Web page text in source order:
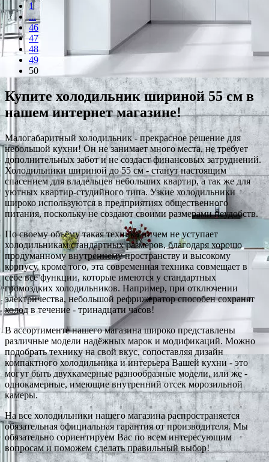
1
...
46
47
48
49
50
Купите холодильник шириной 55 см в
нашем интернет магазине!
Малогабаритный холодильник - прекрасное решение для
небольшой кухни! Он не занимает много места, не требует
дополнительных забот и не создаст финансовых затруднений.
Холодильники шириной до 55 см - станут настоящим
спасением для владельцев небольших квартир, а так же для
уютных квартир-студийного типа. Узкие холодильники
широко используются в предприятиях общественного
питания, поскольку не создают своими размерами неудобств.
По своему объёму такая техника ничем не уступает
холодильникам стандартных размеров, благодаря хорошо
продуманному внутреннему пространству и высокому
корпусу, кроме того, эта современная техника совмещает в
себе все функции, которые имеются у стандартных
громоздких холодильников. Например, при отключении
электричества, небольшой рефрижератор способен сохранят
холод в течение - тринадцати часов!
В ассортименте нашего магазина широко представлены
различные модели надёжных марок и модификаций. Можно
подобрать технику на свой вкус, сопоставляя дизайн
компактного холодильника и интерьера Вашей кухни - это
могут быть двухкамерные разнообразные модели, или же -
однокамерные, имеющие внутренний отсек морозильной
камеры.
На все холодильники нашего магазина распространяется
обязательная официальная гарантия от производителя. Мы
обязательно сориентируем Вас по всем интересующим
вопросам и поможем сделать правильный выбор!